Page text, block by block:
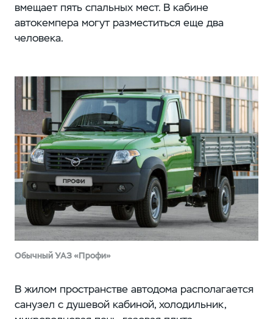
вмещает пять спальных мест. В кабине
автокемпера могут разместиться еще два
человека.
Обычный УАЗ «Профи»
В жилом пространстве автодома располагается
санузел с душевой кабиной, холодильник,